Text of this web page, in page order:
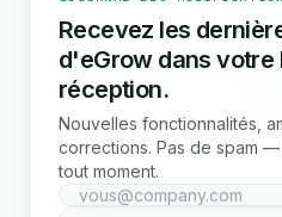
Recevez les
d'eGrow dans votre
réception.
Nouvelles fonctionnalités,
corrections. Pas de spam
tout moment.